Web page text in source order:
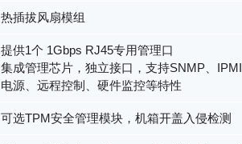
热插拔风扇模组
提供1个 1Gbps RJ45专用管理口
集成管理芯片，独立接口，支持SNMP、
电源、远程控制、硬件监控等特性
可选TPM安全管理模块，机箱开盖入侵检测